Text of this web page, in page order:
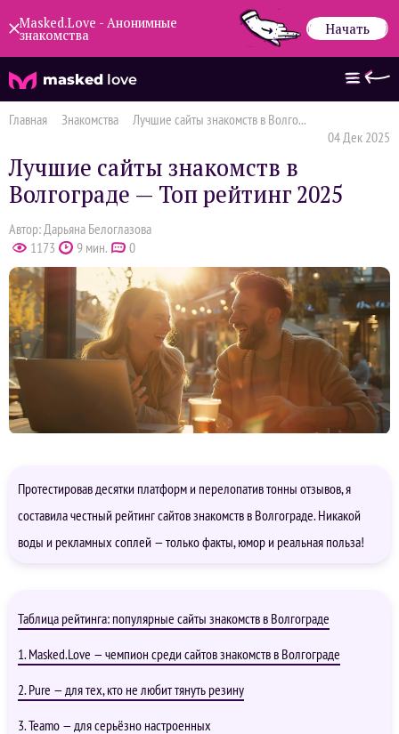
Masked.Love - Анонимные
знакомства Начать
masked love
Главная Знакомства
Лучшие сайты знакомств в Волго...
04 Дек 2025
Лучшие сайты знакомств в
Волгограде — Топ рейтинг 2025
Автор: Дарьяна Белоглазова
1173
9 мин. 0
Протестировав десятки платформ и перелопатив тонны отзывов, я
составила честный рейтинг сайтов знакомств в Волгограде. Никакой
воды и рекламных соплей — только факты, юмор и реальная польза!
Таблица рейтинга: популярные сайты знакомств в Волгограде
1. Masked.Love — чемпион среди сайтов знакомств в Волгограде
2. Pure — для тех, кто не любит тянуть резину
3. Teamo — для серьёзно настроенных